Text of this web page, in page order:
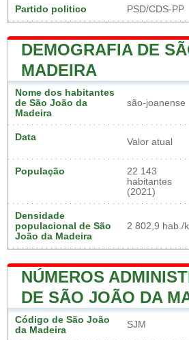
Partido politico PSD/CDS-PP
DEMOGRAFIA DE
MADEIRA
Nome dos habitantes
de São João da
Madeira
são-joanense
Data Valor atual
População
22 143
habitantes
(2021)
Densidade
populacional de São
João da Madeira
2 802,9 hab./
NÚMEROS
DE SÃO JOÃO DA
Código de São João
da Madeira
SJM